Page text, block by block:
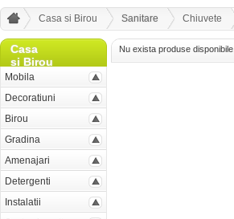
Casa si Birou Sanitare Chiuvete
Nu exista produse disponibile.
Casa
si Birou
Mobila
Decoratiuni
Birou
Gradina
Amenajari
Detergenti
Instalatii